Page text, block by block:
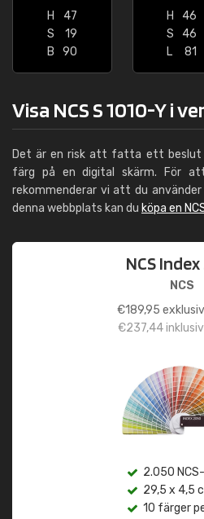
H
47
S
19
B
90
H
46
S
46
L
81
Visa NCS S 1010-Y i
Det är en risk att fatta ett beslut
färg på en digital skärm. För
rekommenderar vi att du använder
denna webbplats kan du köpa en
NCS
NCS
€189,95
€237,44
2.050
29,5 x 4,5
10 färger